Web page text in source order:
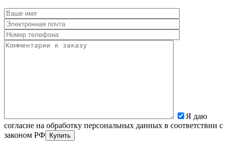
Я даю
согласие на обработку персональных данных в соответствии с
законом РФ